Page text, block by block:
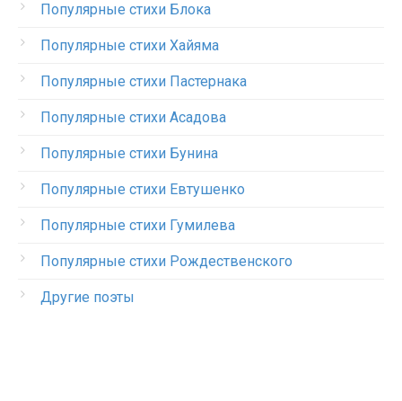
Популярные стихи Блока
Популярные стихи Хайяма
Популярные стихи Пастернака
Популярные стихи Асадова
Популярные стихи Бунина
Популярные стихи Евтушенко
Популярные стихи Гумилева
Популярные стихи Рождественского
Другие поэты